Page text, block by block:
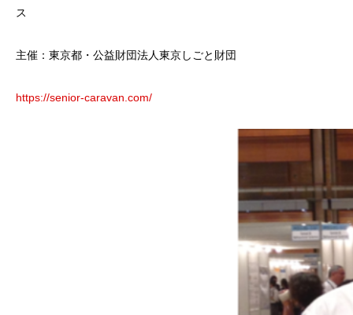
ス
主催：東京都・公益財団法人東京しごと財団
https://senior-caravan.com/